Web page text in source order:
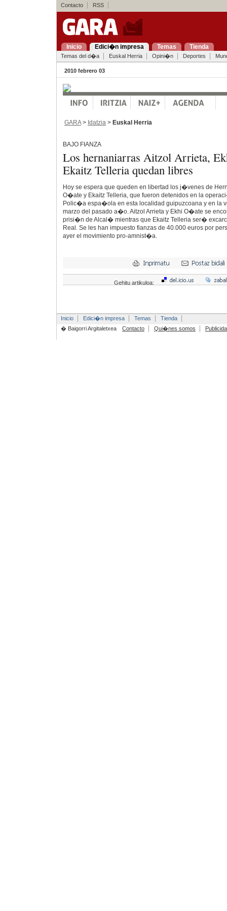
Contacto RSS
Inicio Edici�n impresa Temas Tienda
Temas del d�a Euskal Herria Opini�n Deportes
2010 febrero 03
GARA> Idatzia > Euskal Herria
BAJO FIANZA
Los hernaniarras Aitzol Arrieta,
Ekaitz Telleria quedan libres
Hoy se espera que queden en libertad los j�venes de
O�ate y Ekaitz Telleria, que fueron detenidos en la
Polic�a espa�ola en esta localidad guipuzcoana y en la
marzo del pasado a�o. Aitzol Arrieta y Ekhi O�ate se
prisi�n de Alcal� mientras que Ekaitz Telleria ser�
Real. Se les han impuesto fianzas de 40.000 euros por
ayer el movimiento pro-amnist�a.
Gehitu artikuloa:
Inicio Edici�n impresa Temas
Tienda
� Baigorri Argitaletxea
Contacto Qui�nes somos